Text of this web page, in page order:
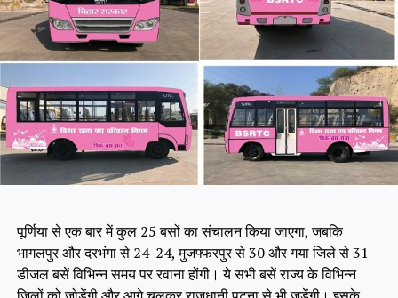
पूर्णिया से एक बार में कुल 25 बसों का संचालन किया जाएगा, जबकि
भागलपुर और दरभंगा से 24-24, मुजफ्फरपुर से 30 और गया जिले से 31
डीजल बसें विभिन्न समय पर रवाना होंगी। ये सभी बसें राज्य के विभिन्न